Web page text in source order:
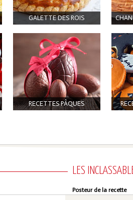
GALETTE DES ROIS
RECETTES PÂQUES
LES
Posteur de la recette